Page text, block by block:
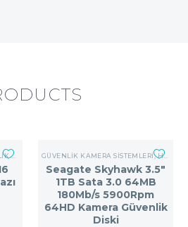
GÜVENLIK KAMERA SISTEMLERI,HARDDISK
Seagate Skyhawk 3.5″
1TB Sata 3.0 64MB
180Mb/s 5900Rpm
64HD Kamera Güvenlik
Diski